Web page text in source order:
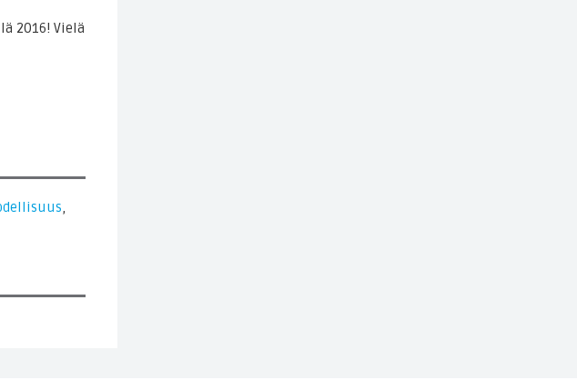
2016! Vielä
,